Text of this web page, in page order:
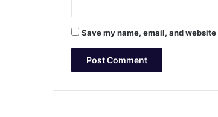
Save my name, email, and